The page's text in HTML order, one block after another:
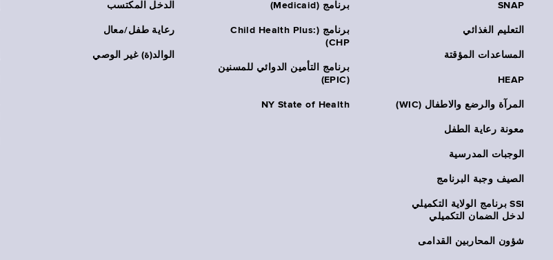
SNAP
التعليم الغذائي
المساعدات المؤقتة
HEAP
المرآة والرضع والاطفال (WIC)
معونة رعاية الطفل
الوجبات المدرسية
الصيف وجبة البرنامج
SSI برنامج الولاية التكميلي
لدخل الضمان التكميلي
شؤون المحاربين القدامى
برنامج (Medicaid)
برنامج (Child Health Plus:
CHP)
برنامج التأمين الدوائي للمسنين
(EPIC)
NY State of Health
الدخل المكتسب
رعاية طفل/معال
الوالد(ة) غير الوصي